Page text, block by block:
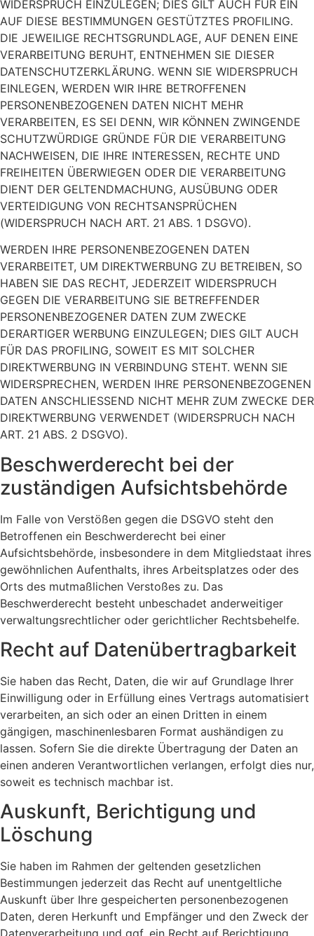
WIDERSPRUCH EINZULEGEN; DIES GILT AUCH FÜR EIN
AUF DIESE BESTIMMUNGEN GESTÜTZTES PROFILING.
DIE JEWEILIGE RECHTSGRUNDLAGE, AUF DENEN EINE
VERARBEITUNG BERUHT, ENTNEHMEN SIE DIESER
DATENSCHUTZERKLÄRUNG. WENN SIE WIDERSPRUCH
EINLEGEN, WERDEN WIR IHRE BETROFFENEN
PERSONENBEZOGENEN DATEN NICHT MEHR
VERARBEITEN, ES SEI DENN, WIR KÖNNEN ZWINGENDE
SCHUTZWÜRDIGE GRÜNDE FÜR DIE VERARBEITUNG
NACHWEISEN, DIE IHRE INTERESSEN, RECHTE UND
FREIHEITEN ÜBERWIEGEN ODER DIE VERARBEITUNG
DIENT DER GELTENDMACHUNG, AUSÜBUNG ODER
VERTEIDIGUNG VON RECHTSANSPRÜCHEN
(WIDERSPRUCH NACH ART. 21 ABS. 1 DSGVO).
WERDEN IHRE PERSONENBEZOGENEN DATEN
VERARBEITET, UM DIREKTWERBUNG ZU BETREIBEN, SO
HABEN SIE DAS RECHT, JEDERZEIT WIDERSPRUCH
GEGEN DIE VERARBEITUNG SIE BETREFFENDER
PERSONENBEZOGENER DATEN ZUM ZWECKE
DERARTIGER WERBUNG EINZULEGEN; DIES GILT AUCH
FÜR DAS PROFILING, SOWEIT ES MIT SOLCHER
DIREKTWERBUNG IN VERBINDUNG STEHT. WENN SIE
WIDERSPRECHEN, WERDEN IHRE PERSONENBEZOGENEN
DATEN ANSCHLIESSEND NICHT MEHR ZUM ZWECKE DER
DIREKTWERBUNG VERWENDET (WIDERSPRUCH NACH
ART. 21 ABS. 2 DSGVO).
Beschwerde­recht bei der
zuständigen Aufsichts­behörde
Im Falle von Verstößen gegen die DSGVO steht den
Betroffenen ein Beschwerderecht bei einer
Aufsichtsbehörde, insbesondere in dem Mitgliedstaat ihres
gewöhnlichen Aufenthalts, ihres Arbeitsplatzes oder des
Orts des mutmaßlichen Verstoßes zu. Das
Beschwerderecht besteht unbeschadet anderweitiger
verwaltungsrechtlicher oder gerichtlicher Rechtsbehelfe.
Recht auf Daten­übertrag­barkeit
Sie haben das Recht, Daten, die wir auf Grundlage Ihrer
Einwilligung oder in Erfüllung eines Vertrags automatisiert
verarbeiten, an sich oder an einen Dritten in einem
gängigen, maschinenlesbaren Format aushändigen zu
lassen. Sofern Sie die direkte Übertragung der Daten an
einen anderen Verantwortlichen verlangen, erfolgt dies nur,
soweit es technisch machbar ist.
Auskunft, Berichtigung und
Löschung
Sie haben im Rahmen der geltenden gesetzlichen
Bestimmungen jederzeit das Recht auf unentgeltliche
Auskunft über Ihre gespeicherten personenbezogenen
Daten, deren Herkunft und Empfänger und den Zweck der